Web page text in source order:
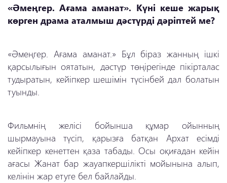
«Әмеңгер. Ағама аманат». Күні кеше жарық
көрген драма аталмыш дәстүрді дәріптей ме?
«Әмеңгер. Ағама аманат.» Бұл біраз жанның ішкі
қарсылығын оятатын, дәстүр төңірегінде пікірталас
тудыратын, кейіпкер шешімін түсінбей дал болатын
туынды.
Фильмнің желісі бойынша құмар ойынның
шырмауына түсіп, қарызға батқан Архат есімді
кейіпкер кенеттен қаза табады. Осы оқиғадан кейін
ағасы Жанат бар жауапкершілікті мойынына алып,
келінін жар етуге бел байлайды.